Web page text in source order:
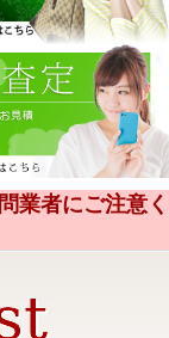
業者にご注意く